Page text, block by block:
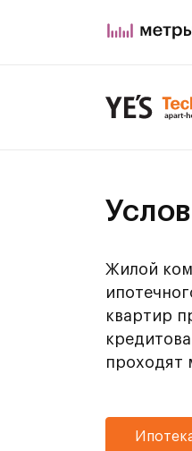
Жилой
квартир
проходят